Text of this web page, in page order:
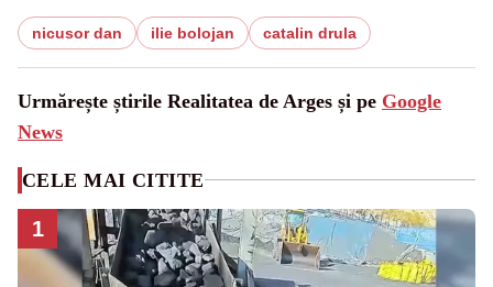
nicusor dan ilie bolojan catalin drula
Urmărește știrile Realitatea de Arges și pe Google
News
CELE MAI CITITE
1